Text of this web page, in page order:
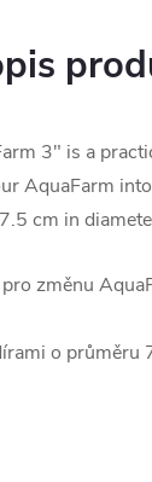
3" is a
AquaFarm
cm in
změnu
o průměru